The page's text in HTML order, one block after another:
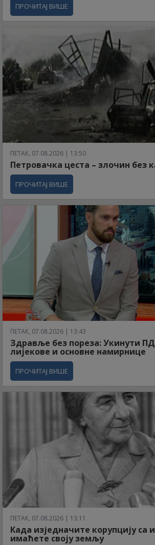
ПРОЧИТАЈ ВИШЕ
ПЕТАК, 07.08.2026 | 13:50
Петровачка цеста – злочин без
ПРОЧИТАЈ ВИШЕ
ПЕТАК, 07.08.2026 | 13:43
Здравље без пореза: Укинути
лијекове и основне намирнице
ПРОЧИТАЈ ВИШЕ
ПЕТАК, 07.08.2026 | 13:11
Када изједначите корупцију са
имаћете своју земљу